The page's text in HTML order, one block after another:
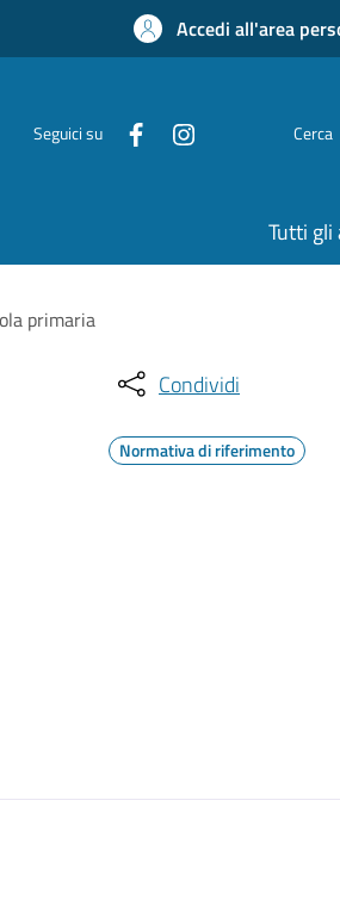
Accedi all'area
Seguici su Cerca
Tutti
primaria
Condividi
Normativa di riferimento